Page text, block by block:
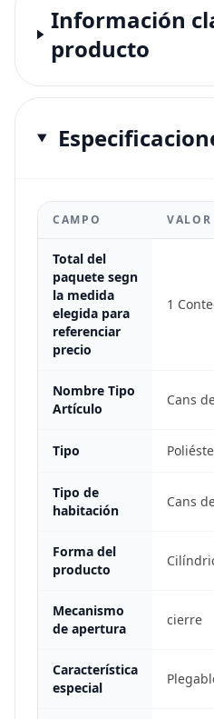
Información
producto
CAMPO VALOR
Total del
paquete segn
la medida
elegida para
referenciar
precio
1
Nombre Tipo
Artículo
Cans
Tipo
Tipo de
habitación
Cans
Forma del
producto
Mecanismo
de apertura
cierre
Característica
especial